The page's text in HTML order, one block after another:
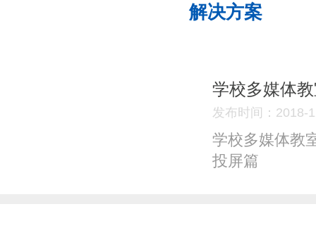
解决方案
学校多媒体
发布时间：2018-
学校多媒体教
投屏篇